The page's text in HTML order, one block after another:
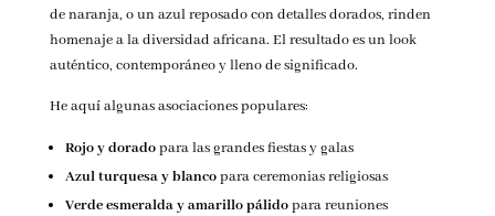
de naranja, o un azul reposado con detalles dorados, rinden
homenaje a la diversidad africana. El resultado es un look
auténtico, contemporáneo y lleno de significado.
He aquí algunas asociaciones populares:
Rojo y doradopara las grandes fiestas y galas
Azul turquesa y blancopara ceremonias religiosas
Verde esmeralda y amarillo pálidopara reuniones